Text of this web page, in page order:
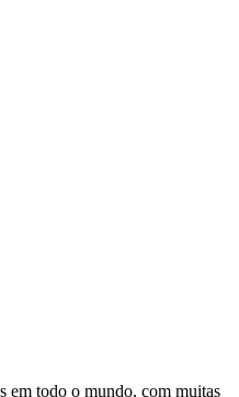
em todo o mundo, com muitas